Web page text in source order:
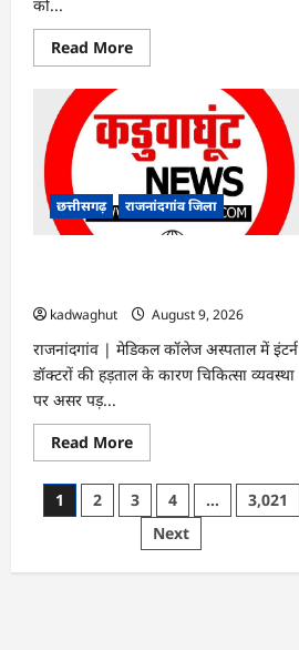
को...
Read MoreRead
more
धीमी
मरम्मत
होने
ग्रामीण
कीचड़
और
छत्तीसगढ़ राजनांदगांव जिला
kadwaghut
August 9, 2026
राजनांदगांव | मेडिकल कॉलेज अस्पताल में इंटर्न
डॉक्टरों की हड़ताल के कारण चिकित्सा व्यवस्था
पर असर पड़...
Read MoreRead
more
राजनांदगांव
:
ओपीडी
और
दवा
Posts
1 2 3 4 …
3,021
Next